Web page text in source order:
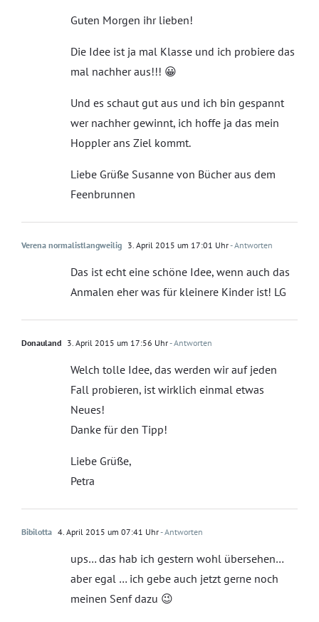
Guten Morgen ihr lieben!
Die Idee ist ja mal Klasse und ich probiere das
mal nachher aus!!! 😀
Und es schaut gut aus und ich bin gespannt
wer nachher gewinnt, ich hoffe ja das mein
Hoppler ans Ziel kommt.
Liebe Grüße Susanne von Bücher aus dem
Feenbrunnen
Verena normalistlangweilig 3. April 2015 um 17:01 Uhr- Antworten
Das ist echt eine schöne Idee, wenn auch das
Anmalen eher was für kleinere Kinder ist! LG
Donauland 3. April 2015 um 17:56 Uhr- Antworten
Welch tolle Idee, das werden wir auf jeden
Fall probieren, ist wirklich einmal etwas
Neues!
Danke für den Tipp!
Liebe Grüße,
Petra
Bibilotta 4. April 2015 um 07:41 Uhr- Antworten
ups… das hab ich gestern wohl übersehen…
aber egal … ich gebe auch jetzt gerne noch
meinen Senf dazu 😉